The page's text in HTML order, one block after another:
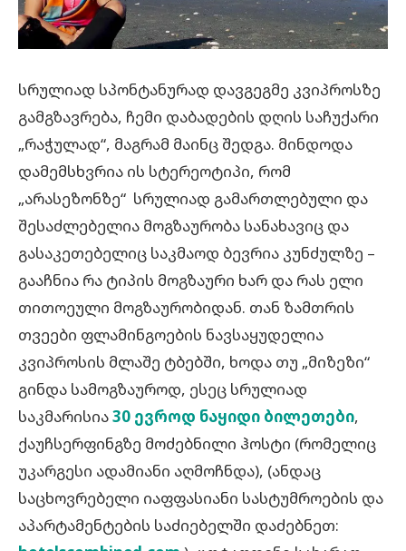
სრულიად სპონტანურად დავგეგმე კვიპროსზე
გამგზავრება, ჩემი დაბადების დღის საჩუქარი
„რაჭულად“, მაგრამ მაინც შედგა. მინდოდა
დამემსხვრია ის სტერეოტიპი, რომ
„არასეზონზე“ სრულიად გამართლებული და
შესაძლებელია მოგზაურობა სანახავიც და
გასაკეთებელიც საკმაოდ ბევრია კუნძულზე –
გააჩნია რა ტიპის მოგზაური ხარ და რას ელი
თითოეული მოგზაურობიდან. თან ზამთრის
თვეები ფლამინგოების ნავსაყუდელია
კვიპროსის მლაშე ტბებში, ხოდა თუ „მიზეზი“
გინდა სამოგზაუროდ, ესეც სრულიად
საკმარისია30 ევროდ ნაყიდი ბილეთები,
ქაუჩსერფინგზე მოძებნილი ჰოსტი (რომელიც
უკარგესი ადამიანი აღმოჩნდა), (ანდაც
საცხოვრებელი იაფფასიანი სასტუმროების და
აპარტამენტების საძიებელში დაძებნეთ: